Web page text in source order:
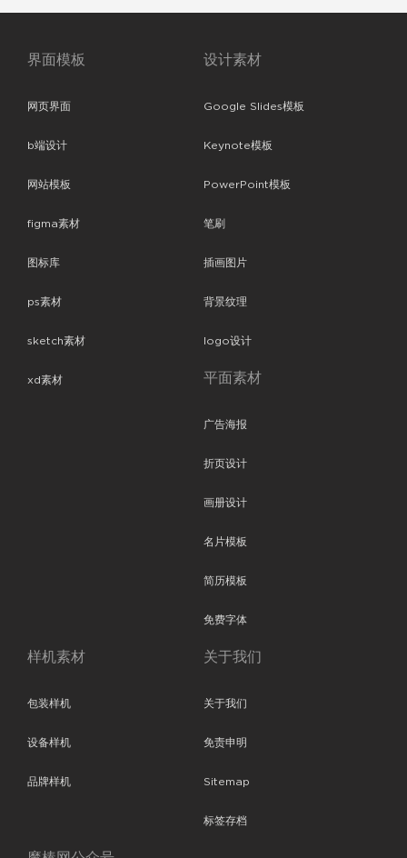
界面模板
网页界面
b端设计
网站模板
figma素材
图标库
ps素材
sketch素材
xd素材
设计素材
Google Slides模板
Keynote模板
PowerPoint模板
笔刷
插画图片
背景纹理
logo设计
平面素材
广告海报
折页设计
画册设计
名片模板
简历模板
免费字体
样机素材
包装样机
设备样机
品牌样机
关于我们
关于我们
免责申明
Sitemap
标签存档